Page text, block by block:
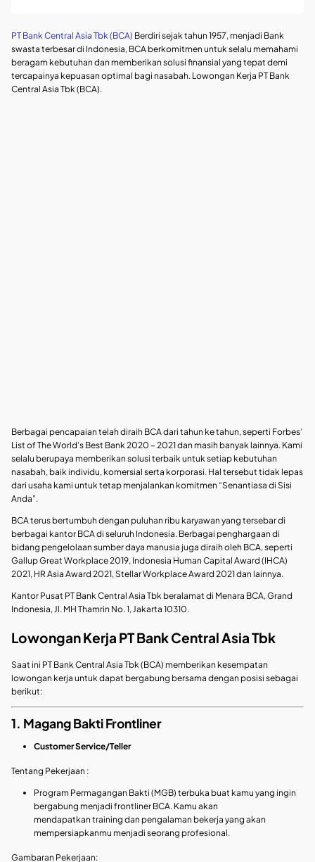
PT Bank Central Asia Tbk (BCA) Berdiri sejak tahun 1957, menjadi Bank
swasta terbesar di Indonesia, BCA berkomitmen untuk selalu memahami
beragam kebutuhan dan memberikan solusi finansial yang tepat demi
tercapainya kepuasan optimal bagi nasabah. Lowongan Kerja PT Bank
Central Asia Tbk (BCA).
Berbagai pencapaian telah diraih BCA dari tahun ke tahun, seperti Forbes’
List of The World’s Best Bank 2020 – 2021 dan masih banyak lainnya. Kami
selalu berupaya memberikan solusi terbaik untuk setiap kebutuhan
nasabah, baik individu, komersial serta korporasi. Hal tersebut tidak lepas
dari usaha kami untuk tetap menjalankan komitmen “Senantiasa di Sisi
Anda”.
BCA terus bertumbuh dengan puluhan ribu karyawan yang tersebar di
berbagai kantor BCA di seluruh Indonesia. Berbagai penghargaan di
bidang pengelolaan sumber daya manusia juga diraih oleh BCA, seperti
Gallup Great Workplace 2019, Indonesia Human Capital Award (IHCA)
2021, HR Asia Award 2021, Stellar Workplace Award 2021 dan lainnya.
Kantor Pusat PT Bank Central Asia Tbk beralamat di Menara BCA, Grand
Indonesia, Jl. MH Thamrin No. 1, Jakarta 10310.
Lowongan Kerja PT Bank Central Asia Tbk
Saat ini PT Bank Central Asia Tbk (BCA) memberikan kesempatan
lowongan kerja untuk dapat bergabung bersama dengan posisi sebagai
berikut:
1. Magang Bakti Frontliner
Customer Service/Teller
Tentang Pekerjaan :
Program Permagangan Bakti (MGB) terbuka buat kamu yang ingin
bergabung menjadi frontliner BCA. Kamu akan
mendapatkan training dan pengalaman bekerja yang akan
mempersiapkanmu menjadi seorang profesional.
Gambaran Pekerjaan: